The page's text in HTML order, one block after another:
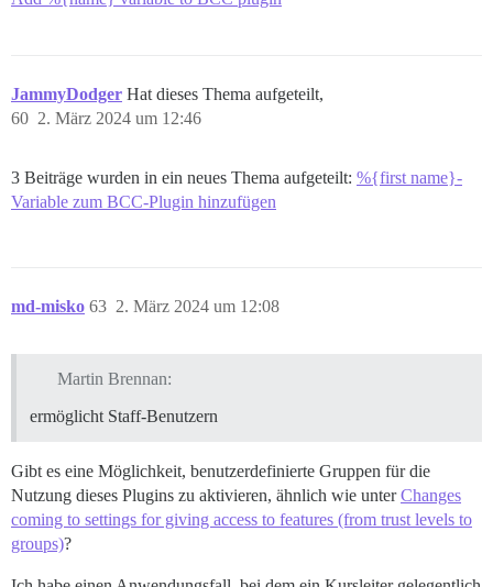
JammyDodger Hat dieses Thema aufgeteilt,
2. März 2024 um 12:46
60
3 Beiträge wurden in ein neues Thema aufgeteilt: %{first name}-
Variable zum BCC-Plugin hinzufügen
md-misko 2. März 2024 um 12:08
63
Martin Brennan:
ermöglicht Staff-Benutzern
Gibt es eine Möglichkeit, benutzerdefinierte Gruppen für die
Nutzung dieses Plugins zu aktivieren, ähnlich wie unterChanges
coming to settings for giving access to features (from trust levels to
groups)?